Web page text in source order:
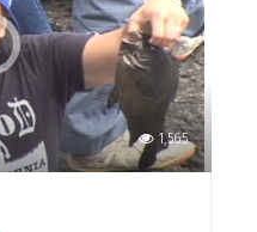
1,565